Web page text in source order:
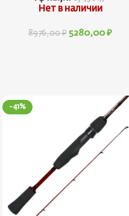
Нет в наличии
8976,00₽ 5280,00 ₽
-41%